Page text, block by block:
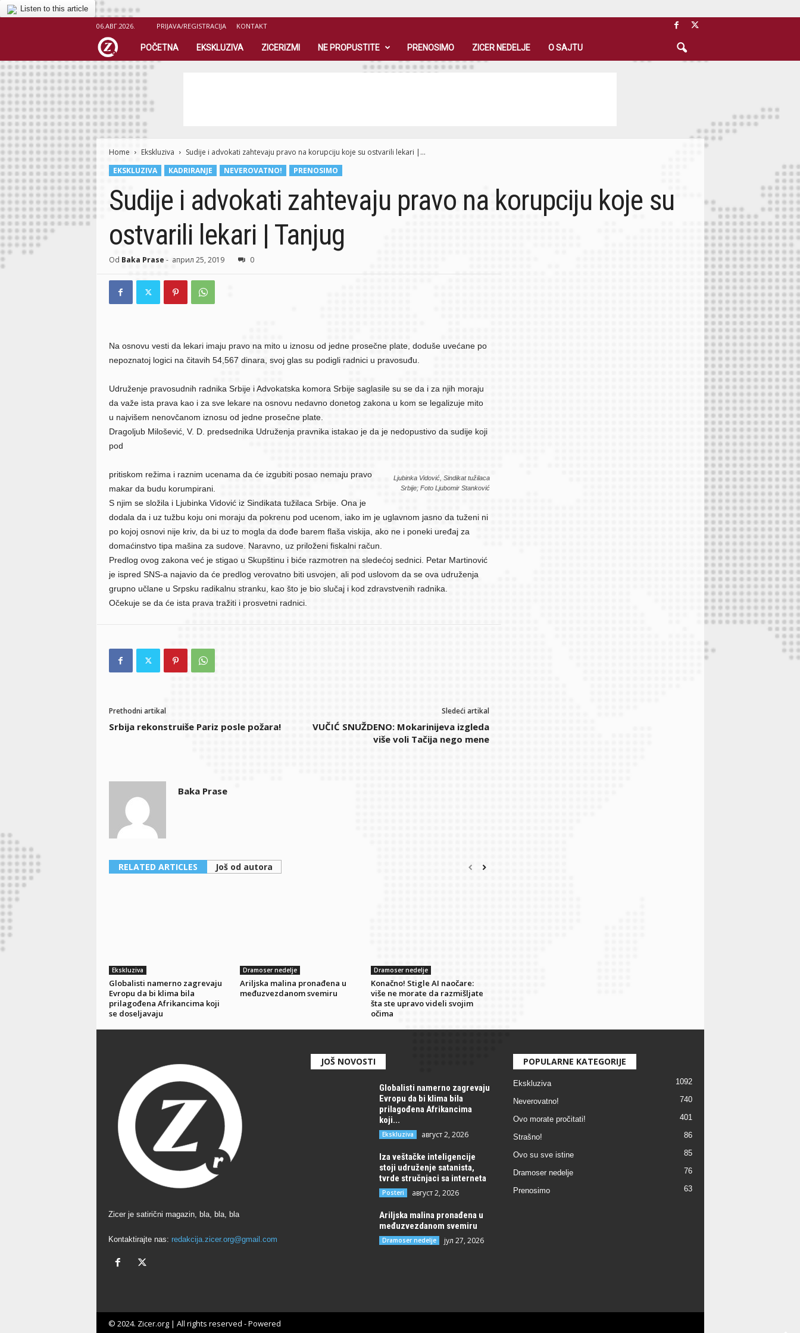
Listen to this article
06.АВГ.2026.
PRIJAVA/REGISTRACIJA KONTAKT
i
c
e
.
r
g
POČETNA EKSKLUZIVA ZICERIZMI NE PROPUSTITE PRENOSIMO ZICER NEDELJE O SAJTU
Home Ekskluziva
Sudije i advokati zahtevaju pravo na korupciju koje su ostvarili lekari |...
EKSKLUZIVA
KADRIRANJE NEVEROVATNO! PRENOSIMO
Sudije i advokati zahtevaju pravo na korupciju koje su
ostvarili lekari | Tanjug
Od Baka Prase - април 25, 2019 0
Na osnovu vesti da lekari imaju pravo na mito u iznosu od jedne prosečne plate, doduše uvećane po
nepoznatoj logici na čitavih 54,567 dinara, svoj glas su podigli radnici u pravosuđu.
Udruženje pravosudnih radnika Srbije i Advokatska komora Srbije saglasile su se da i za njih moraju
da važe ista prava kao i za sve lekare na osnovu nedavno donetog zakona u kom se legalizuje mito
u najvišem nenovčanom iznosu od jedne prosečne plate.
Dragoljub Milošević, V. D. predsednika Udruženja pravnika istakao je da je nedopustivo da sudije koji
pod
Ljubinka Vidović, Sindikat tužilaca
Srbije; Foto Ljubomir Stanković
pritiskom režima i raznim ucenama da će izgubiti posao nemaju pravo
makar da budu korumpirani.
S njim se složila i Ljubinka Vidović iz Sindikata tužilaca Srbije. Ona je
dodala da i uz tužbu koju oni moraju da pokrenu pod ucenom, iako im je uglavnom jasno da tuženi ni
po kojoj osnovi nije kriv, da bi uz to mogla da dođe barem flaša viskija, ako ne i poneki uređaj za
domaćinstvo tipa mašina za sudove. Naravno, uz priloženi fiskalni račun.
Predlog ovog zakona već je stigao u Skupštinu i biće razmotren na sledećoj sednici. Petar Martinović
je ispred SNS-a najavio da će predlog verovatno biti usvojen, ali pod uslovom da se ova udruženja
grupno učlane u Srpsku radikalnu stranku, kao što je bio slučaj i kod zdravstvenih radnika.
Očekuje se da će ista prava tražiti i prosvetni radnici.
Prethodni artikal
Srbija rekonstruiše Pariz posle požara!
Sledeći artikal
VUČIĆ SNUŽDENO: Mokarinijeva izgleda
više voli Tačija nego mene
Baka Prase
RELATED ARTICLES Još od autora
Ekskluziva
Globalisti namerno zagrevaju
Evropu da bi klima bila
prilagođena Afrikancima koji
se doseljavaju
Dramoser nedelje
Ariljska malina pronađena u
međuzvezdanom svemiru
Dramoser nedelje
Konačno! Stigle AI naočare:
više ne morate da razmišljate
šta ste upravo videli svojim
očima
Zicer je satirični magazin, bla, bla, bla
Kontaktirajte nas: redakcija.zicer.org@gmail.com
JOŠ NOVOSTI
Globalisti namerno zagrevaju
Evropu da bi klima bila
prilagođena Afrikancima
koji...
Ekskluziva август 2, 2026
Iza veštačke inteligencije
stoji udruženje satanista,
tvrde stručnjaci sa interneta
Posteri август 2, 2026
Ariljska malina pronađena u
međuzvezdanom svemiru
Dramoser nedelje јул 27, 2026
POPULARNE KATEGORIJE
Ekskluziva 1092
Neverovatno! 740
Ovo morate pročitati! 401
Strašno! 86
Ovo su sve istine 85
Dramoser nedelje 76
Prenosimo 63
© 2024. Zicer.org | All rights reserved - Powered